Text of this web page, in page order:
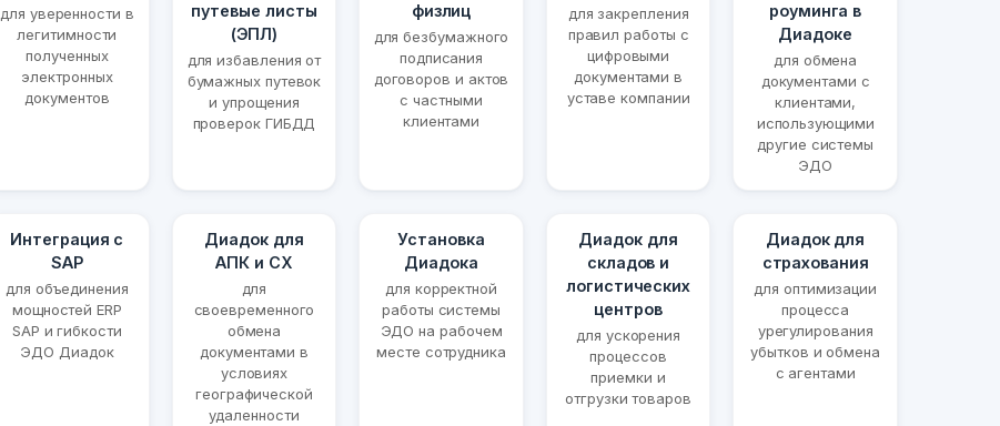
для уверенности в
легитимности
полученных
электронных
документов
путевые листы
(ЭПЛ)
для избавления от
бумажных путевок
и упрощения
проверок ГИБДД
физлиц
для безбумажного
подписания
договоров и актов
с частными
клиентами
для закрепления
правил работы с
цифровыми
документами в
уставе компании
роуминга в
Диадоке
для обмена
документами с
клиентами,
использующими
другие системы
ЭДО
Интеграция с
SAP
для объединения
мощностей ERP
SAP и гибкости
ЭДО Диадок
Диадок для
АПК и СХ
для
своевременного
обмена
документами в
условиях
географической
удаленности
Установка
Диадока
для корректной
работы системы
ЭДО на рабочем
месте сотрудника
Диадок для
складов и
логистических
центров
для ускорения
процессов
приемки и
отгрузки товаров
Диадок для
страхования
для оптимизации
процесса
урегулирования
убытков и обмена
с агентами